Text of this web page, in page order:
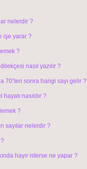
nelerdir ?
işe yarar ?
?
nasıl yazılır ?
70’ten sonra hangi sayı gelir ?
nasıldır ?
?
sayılar nelerdir ?
?
hayır isterse ne yapar ?